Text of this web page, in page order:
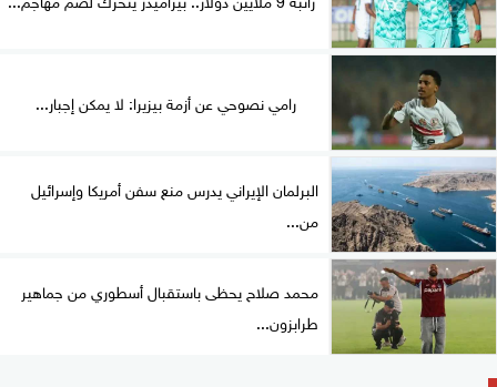
رامي نصوحي عن أزمة بيزيرا: لا يمكن إجبار...
البرلمان الإيراني يدرس منع سفن أمريكا وإسرائيل
من...
محمد صلاح يحظى باستقبال أسطوري من جماهير
طرابزون...